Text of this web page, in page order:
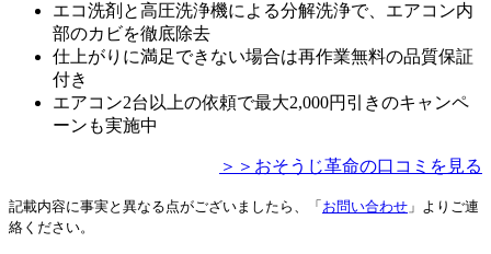
エコ洗剤と高圧洗浄機による分解洗浄で、エアコン内
部のカビを徹底除去
仕上がりに満足できない場合は再作業無料の品質保証
付き
エアコン2台以上の依頼で最大2,000円引きのキャンペ
ーンも実施中
＞＞おそうじ革命の口コミを見る
記載内容に事実と異なる点がございましたら、「 お問い合わせ 」よりご連
絡ください。